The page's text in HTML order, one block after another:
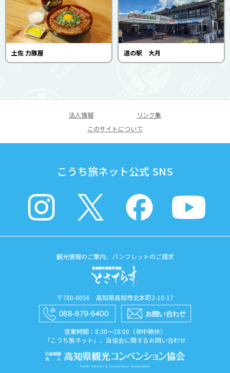
土佐 力豚屋 道の駅 大月
法人情報
リンク集
このサイトについて
こうち旅ネット公式 SNS
観光情報のご案内、パンフレットのご請求
〒780-0056 高知県高知市北本町2-10-17
営業時間：8:30〜18:00（年中無休）
「こうち旅ネット」、当協会に関するお問い合わせ